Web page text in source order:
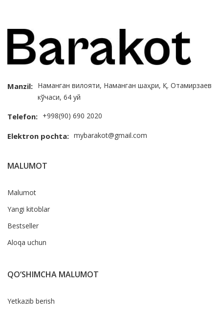
Manzil: Наманган вилояти, Наманган шаҳри, Қ. Отамирзаев
кўчаси, 64 уй
Telefon: +998(90) 690 2020
Elektron pochta: mybarakot@gmail.com
MALUMOT
Malumot
Yangi kitoblar
Bestseller
Aloqa uchun
QO‘SHIMCHA MALUMOT
Yetkazib berish